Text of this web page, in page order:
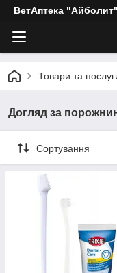
ВетАптека "Айболит"
Товари та
Догляд за
Сортування